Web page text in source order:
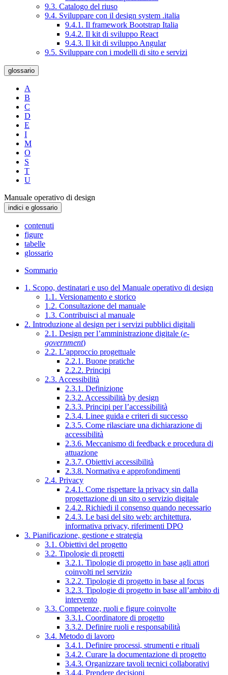
9.3. Catalogo del riuso
9.4. Sviluppare con il design system .italia
9.4.1. Il framework Bootstrap Italia
9.4.2. Il kit di sviluppo React
9.4.3. Il kit di sviluppo Angular
9.5. Sviluppare con i modelli di sito e servizi
glossario
A
B
C
D
E
I
M
O
S
T
U
Manuale operativo di design
indici e glossario
contenuti
figure
tabelle
glossario
Sommario
1. Scopo, destinatari e uso del Manuale operativo di design
1.1. Versionamento e storico
1.2. Consultazione del manuale
1.3. Contribuisci al manuale
2. Introduzione al design per i servizi pubblici digitali
2.1. Design per l’amministrazione digitale (e-
government)
2.2. L’approccio progettuale
2.2.1. Buone pratiche
2.2.2. Principi
2.3. Accessibilità
2.3.1. Definizione
2.3.2. Accessibilità by design
2.3.3. Principi per l’accessibilità
2.3.4. Linee guida e criteri di successo
2.3.5. Come rilasciare una dichiarazione di
accessibilità
2.3.6. Meccanismo di feedback e procedura di
attuazione
2.3.7. Obiettivi accessibilità
2.3.8. Normativa e approfondimenti
2.4. Privacy
2.4.1. Come rispettare la privacy sin dalla
progettazione di un sito o servizio digitale
2.4.2. Richiedi il consenso quando necessario
2.4.3. Le basi del sito web: architettura,
informativa privacy, riferimenti DPO
3. Pianificazione, gestione e strategia
3.1. Obiettivi del progetto
3.2. Tipologie di progetti
3.2.1. Tipologie di progetto in base agli attori
coinvolti nel servizio
3.2.2. Tipologie di progetto in base al focus
3.2.3. Tipologie di progetto in base all’ambito di
intervento
3.3. Competenze, ruoli e figure coinvolte
3.3.1. Coordinatore di progetto
3.3.2. Definire ruoli e responsabilità
3.4. Metodo di lavoro
3.4.1. Definire processi, strumenti e rituali
3.4.2. Curare la documentazione di progetto
3.4.3. Organizzare tavoli tecnici collaborativi
3.4.4. Prendere decisioni